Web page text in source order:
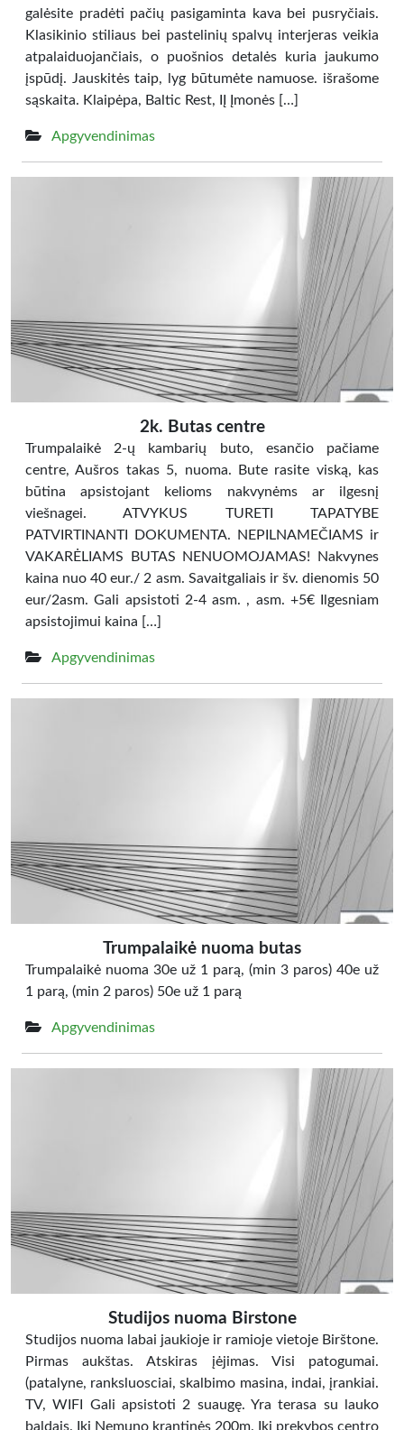
galėsite pradėti pačių pasigaminta kava bei pusryčiais.
Klasikinio stiliaus bei pastelinių spalvų interjeras veikia
atpalaiduojančiais, o puošnios detalės kuria jaukumo
įspūdį. Jauskitės taip, lyg būtumėte namuose. išrašome
sąskaita. Klaipėpa, Baltic Rest, IĮ Įmonės […]
Apgyvendinimas
2k. Butas centre
Trumpalaikė 2-ų kambarių buto, esančio pačiame
centre, Aušros takas 5, nuoma. Bute rasite viską, kas
būtina apsistojant kelioms nakvynėms ar ilgesnį
viešnagei. ATVYKUS TURETI TAPATYBE
PATVIRTINANTI DOKUMENTA. NEPILNAMEČIAMS ir
VAKARĖLIAMS BUTAS NENUOMOJAMAS! Nakvynes
kaina nuo 40 eur./ 2 asm. Savaitgaliais ir šv. dienomis 50
eur/2asm. Gali apsistoti 2-4 asm. , asm. +5€ Ilgesniam
apsistojimui kaina […]
Apgyvendinimas
Trumpalaikė nuoma butas
Trumpalaikė nuoma 30e už 1 parą, (min 3 paros) 40e už
1 parą, (min 2 paros) 50e už 1 parą
Apgyvendinimas
Studijos nuoma Birstone
Studijos nuoma labai jaukioje ir ramioje vietoje Birštone.
Pirmas aukštas. Atskiras įėjimas. Visi patogumai.
(patalyne, ranksluosciai, skalbimo masina, indai, įrankiai.
TV, WIFI Gali apsistoti 2 suaugę. Yra terasa su lauko
baldais. Iki Nemuno krantinės 200m. Iki prekybos centro